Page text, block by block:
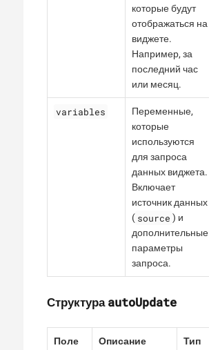
которые будут
отображаться на
виджете.
Например, за
последний час
или месяц.
variables
Переменные,
которые
используются
для запроса
данных виджета.
Включает
источник данных
( source ) и
дополнительные
параметры
запроса.
Структура autoUpdate
Поле Описание
Тип